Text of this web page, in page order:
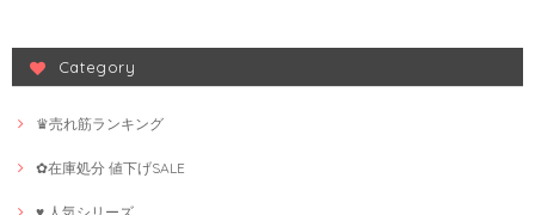
Category
♛売れ筋ランキング
✿在庫処分 値下げSALE